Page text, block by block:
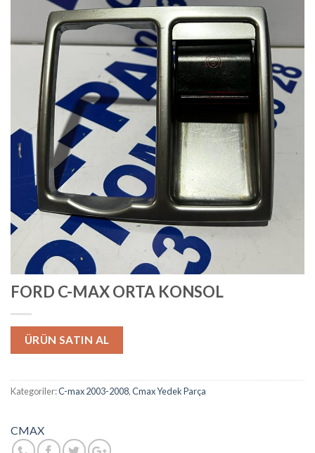
FORD C-MAX ORTA KONSOL
ÜRÜN SATIN AL
Kategoriler:C-max 2003-2008,Cmax Yedek Parça
CMAX